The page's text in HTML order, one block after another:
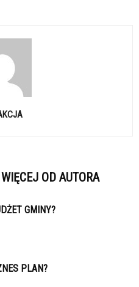
WIĘCEJ OD AUTORA
GMINY?
PLAN?